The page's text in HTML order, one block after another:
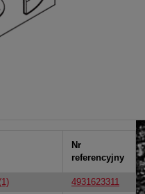
Nr
referencyjny
4931623311